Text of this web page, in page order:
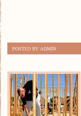
POSTED BY ADMIN